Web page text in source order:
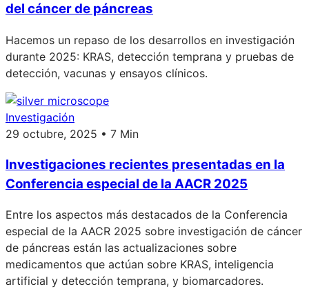
del cáncer de páncreas
Hacemos un repaso de los desarrollos en investigación
durante 2025: KRAS, detección temprana y pruebas de
detección, vacunas y ensayos clínicos.
Investigación
29 octubre, 2025 • 7 Min
Investigaciones recientes presentadas en la
Conferencia especial de la AACR 2025
Entre los aspectos más destacados de la Conferencia
especial de la AACR 2025 sobre investigación de cáncer
de páncreas están las actualizaciones sobre
medicamentos que actúan sobre KRAS, inteligencia
artificial y detección temprana, y biomarcadores.